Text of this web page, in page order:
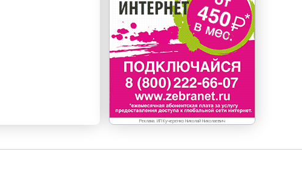
Реклама. ИП Кучеренко Николай Николаевич